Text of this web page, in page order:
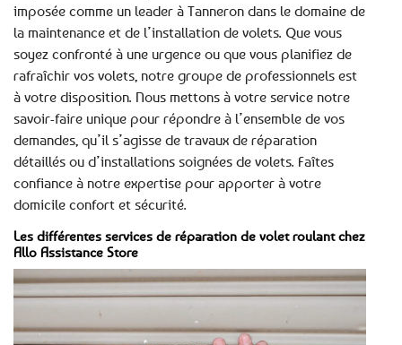
imposée comme un leader à Tanneron dans le domaine de
la maintenance et de l’installation de volets. Que vous
soyez confronté à une urgence ou que vous planifiez de
rafraîchir vos volets, notre groupe de professionnels est
à votre disposition. Nous mettons à votre service notre
savoir-faire unique pour répondre à l’ensemble de vos
demandes, qu’il s’agisse de travaux de réparation
détaillés ou d’installations soignées de volets. Faîtes
confiance à notre expertise pour apporter à votre
domicile confort et sécurité.
Les différentes services de réparation de volet roulant chez
Allo Assistance Store